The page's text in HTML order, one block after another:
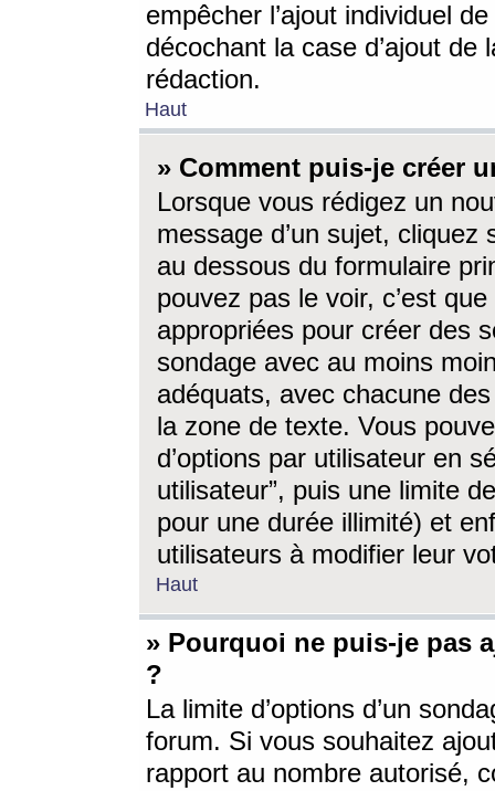
empêcher l’ajout individuel
décochant la case d’ajout
rédaction.
Haut
» Comment puis-je créer
Lorsque vous rédigez un
message d’un sujet, cliquez
au dessous du formulaire
pouvez pas le voir, c’est
appropriées pour créer des
sondage avec au moins
adéquats, avec chacune
la zone de texte. Vous
d’options par utilisateur en
utilisateur”, puis une limite
pour une durée illimité) et
utilisateurs à modifier leur
Haut
» Pourquoi ne puis-je pas
?
La limite d’options d’un
forum. Si vous souhaitez
rapport au nombre autorisé,